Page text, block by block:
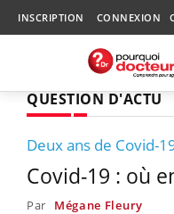
INSCRIPTION CONNEXION
QUESTION D'ACTU
Deux ans de Covid-
Covid-19 : où
Par Mégane Fleury